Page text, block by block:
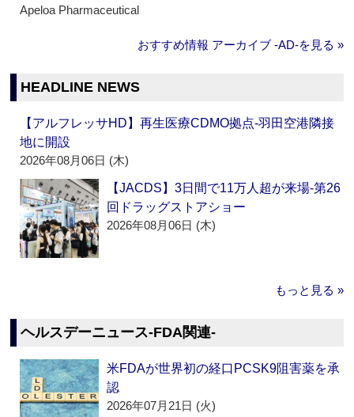
Apeloa Pharmaceutical
おすすめ情報 アーカイブ ‐AD‐を見る »
HEADLINE NEWS
【アルフレッサHD】再生医療CDMO拠点‐羽田空港隣接
地に開設
2026年08月06日 (木)
【JACDS】3日間で11万人超が来場‐第26
回ドラッグストアショー
2026年08月06日 (木)
もっと見る »
ヘルスデーニュース‐FDA関連‐
米FDAが世界初の経口PCSK9阻害薬を承
認
2026年07月21日 (火)